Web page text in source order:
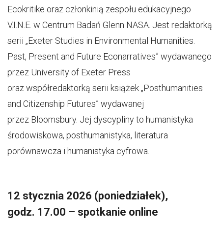
Ecokritike oraz członkinią zespołu edukacyjnego
V.I.N.E. w Centrum Badań Glenn NASA. Jest redaktorką
serii „Exeter Studies in Environmental Humanities.
Past, Present and Future Econarratives” wydawanego
przez University of Exeter Press
oraz współredaktorką serii książek „Posthumanities
and Citizenship Futures” wydawanej
przez Bloomsbury. Jej dyscypliny to humanistyka
środowiskowa, posthumanistyka, literatura
porównawcza i humanistyka cyfrowa.
12 stycznia 2026 (poniedziałek),
godz. 17.00 – spotkanie online